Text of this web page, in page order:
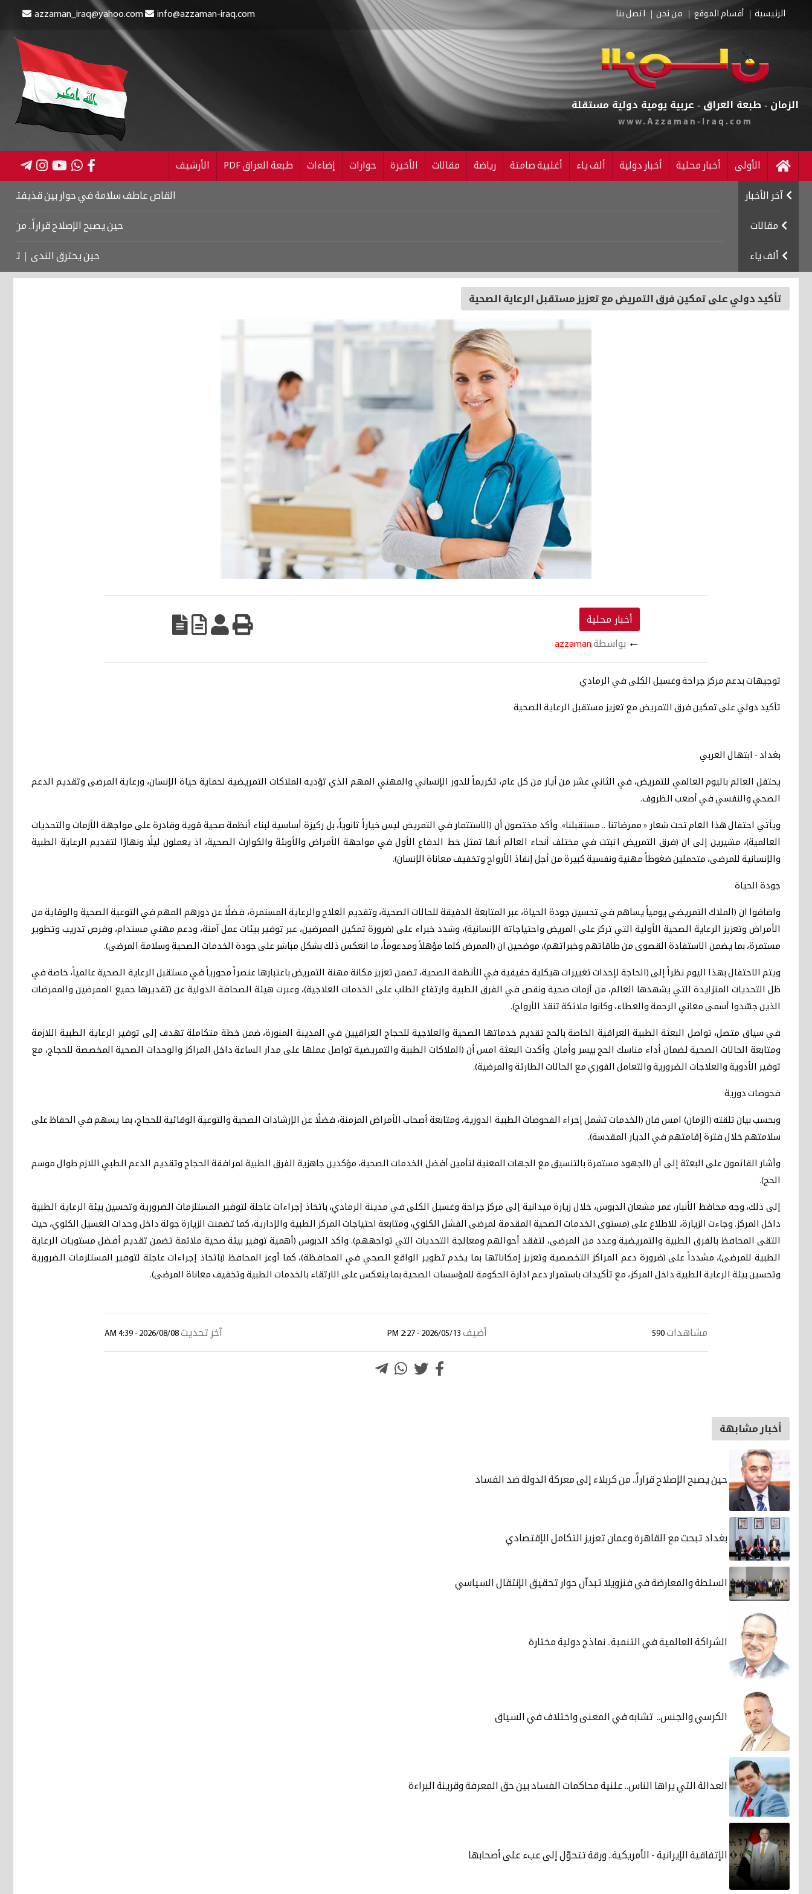
الرئيسية أقسام الموقع من نحن اتصل بنا azzaman_iraq@yahoo.com info@azzaman-iraq.com
الزمان - طبعة العراق - عربية يومية دولية مستقلة
www.Azzaman-Iraq.com
الأولى أخبار محلية أخبار دولية ألف ياء أغلبية صامتة رياضة مقالات الأخيرة حوارات إضاءات طبعة العراق PDF الأرشيف
آخر الأخبار القاص عاطف سلامة في حوار بين قذيفتين | كتاب
مقالات حين يصبح الإصلاح قراراً.. من كربلاء
ألف ياء حين يحترق الندى | تشييع
تأكيد دولي على تمكين فرق التمريض مع تعزيز مستقبل الرعاية الصحية
أخبار محلية
← بواسطةazzaman
توجيهات بدعم مركز جراحة وغسيل الكلى في الرمادي
تأكيد دولي على تمكين فرق التمريض مع تعزيز مستقبل الرعاية الصحية
بغداد - ابتهال العربي
يحتفل العالم باليوم العالمي للتمريض، في الثاني عشر من أيار من كل عام، تكريماً للدور الإنساني والمهني المهم الذي تؤديه الملاكات التمريضية لحماية حياة الإنسان، ورعاية المرضى وتقديم الدعم
الصحي والنفسي في أصعب الظروف.
ويأتي احتفال هذا العام تحت شعار « ممرضاتنا .. مستقبلنا». وأكد مختصون أن (الاستثمار في التمريض ليس خياراً ثانوياً، بل ركيزة أساسية لبناء أنظمة صحية قوية وقادرة على مواجهة الأزمات والتحديات
العالمية)، مشيرين إلى ان (فرق التمريض اثبتت في مختلف أنحاء العالم أنها تمثل خط الدفاع الأول في مواجهة الأمراض والأوبئة والكوارث الصحية، اذ يعملون ليلًا ونهارًا لتقديم الرعاية الطبية
والإنسانية للمرضى، متحملين ضغوطاً مهنية ونفسية كبيرة من أجل إنقاذ الأرواح وتخفيف معاناة الإنسان).
جودة الحياة
واضافوا ان (الملاك التمريضي يومياً يساهم في تحسين جودة الحياة، عبر المتابعة الدقيقة للحالات الصحية، وتقديم العلاج والرعاية المستمرة، فضلًا عن دورهم المهم في التوعية الصحية والوقاية من
الأمراض وتعزيز الرعاية الصحية الأولية التي تركز على المريض واحتياجاته الإنسانية)، وشدد خبراء على (ضرورة تمكين الممرضين، عبر توفير بيئات عمل آمنة، ودعم مهني مستدام، وفرص تدريب وتطوير
مستمرة، بما يضمن الاستفادة القصوى من طاقاتهم وخبراتهم)، موضحين ان (الممرض كلما مؤهلاً ومدعوماً، ما انعكس ذلك بشكل مباشر على جودة الخدمات الصحية وسلامة المرضى).
ويتم الاحتفال بهذا اليوم نظراً إلى (الحاجة لإحداث تغييرات هيكلية حقيقية في الأنظمة الصحية، تضمن تعزيز مكانة مهنة التمريض باعتبارها عنصراً محورياً في مستقبل الرعاية الصحية عالمياً، خاصة في
ظل التحديات المتزايدة التي يشهدها العالم، من أزمات صحية ونقص في الفرق الطبية وارتفاع الطلب على الخدمات العلاجية)، وعبرت هيئة الصحافة الدولية عن (تقديرها جميع الممرضين والممرضات
الذين جسّدوا أسمى معاني الرحمة والعطاء، وكانوا ملائكة تنقذ الأرواح).
في سياق متصل، تواصل البعثة الطبية العراقية الخاصة بالحج تقديم خدماتها الصحية والعلاجية للحجاج العراقيين في المدينة المنورة، ضمن خطة متكاملة تهدف إلى توفير الرعاية الطبية اللازمة
ومتابعة الحالات الصحية لضمان أداء مناسك الحج بيسر وأمان. وأكدت البعثة امس أن (الملاكات الطبية والتمريضية تواصل عملها على مدار الساعة داخل المراكز والوحدات الصحية المخصصة للحجاج، مع
توفير الأدوية والعلاجات الضرورية والتعامل الفوري مع الحالات الطارئة والمرضية).
فحوصات دورية
وبحسب بيان تلقته (الزمان) امس فان (الخدمات تشمل إجراء الفحوصات الطبية الدورية، ومتابعة أصحاب الأمراض المزمنة، فضلًا عن الإرشادات الصحية والتوعية الوقائية للحجاج، بما يسهم في الحفاظ على
سلامتهم خلال فترة إقامتهم في الديار المقدسة).
وأشار القائمون على البعثة إلى أن (الجهود مستمرة بالتنسيق مع الجهات المعنية لتأمين أفضل الخدمات الصحية، مؤكدين جاهزية الفرق الطبية لمرافقة الحجاج وتقديم الدعم الطبي اللازم طوال موسم
الحج).
إلى ذلك، وجه محافظ الأنبار، عمر مشعان الدبوس، خلال زيارة ميدانية إلى مركز جراحة وغسيل الكلى في مدينة الرمادي، باتخاذ إجراءات عاجلة لتوفير المستلزمات الضرورية وتحسين بيئة الرعاية الطبية
داخل المركز. وجاءت الزيارة، للاطلاع على (مستوى الخدمات الصحية المقدمة لمرضى الفشل الكلوي، ومتابعة احتياجات المركز الطبية والإدارية، كما تضمنت الزيارة جولة داخل وحدات الغسيل الكلوي، حيث
التقى المحافظ بالفرق الطبية والتمريضية وعدد من المرضى، لتفقد أحوالهم ومعالجة التحديات التي تواجههم). واكد الدبوس (أهمية توفير بيئة صحية ملائمة تضمن تقديم أفضل مستويات الرعاية
الطبية للمرضى)، مشدداً على (ضرورة دعم المراكز التخصصية وتعزيز إمكاناتها بما يخدم تطوير الواقع الصحي في المحافظة)، كما أوعز المحافظ (باتخاذ إجراءات عاجلة لتوفير المستلزمات الضرورية
وتحسين بيئة الرعاية الطبية داخل المركز، مع تأكيدات باستمرار دعم ادارة الحكومة للمؤسسات الصحية بما ينعكس على الارتقاء بالخدمات الطبية وتخفيف معاناة المرضى).
مشاهدات 590 أضيف 2026/05/13 - 2:27 PM آخر تحديث 2026/08/08 - 4:39 AM
أخبار مشابهة
حين يصبح الإصلاح قراراً.. من كربلاء إلى معركة الدولة ضد الفساد
بغداد تبحث مع القاهرة وعمان تعزيز التكامل الإقتصادي
السلطة والمعارضة في فنزويلا تبدآن حوار تحقيق الإنتقال السياسي
الشراكة العالمية في التنمية.. نماذج دولية مختارة
الكرسي والجنس.. تشابه في المعنى واختلاف في السياق
العدالة التي يراها الناس.. علنية محاكمات الفساد بين حق المعرفة وقرينة البراءة
الإتفاقية الإيرانية - الأمريكية.. ورقة تتحوّل إلى عبء على أصحابها